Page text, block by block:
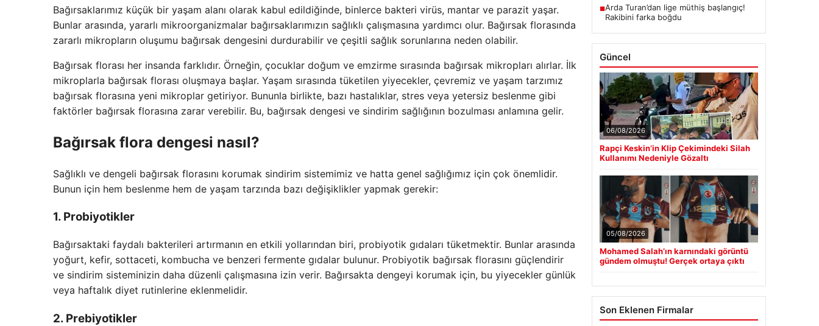
Bağırsaklarımız küçük bir yaşam alanı olarak kabul edildiğinde, binlerce bakteri virüs, mantar ve parazit yaşar.
Bunlar arasında, yararlı mikroorganizmalar bağırsaklarımızın sağlıklı çalışmasına yardımcı olur. Bağırsak florasında
zararlı mikropların oluşumu bağırsak dengesini durdurabilir ve çeşitli sağlık sorunlarına neden olabilir.
Bağırsak florası her insanda farklıdır. Örneğin, çocuklar doğum ve emzirme sırasında bağırsak mikropları alırlar. İlk
mikroplarla bağırsak florası oluşmaya başlar. Yaşam sırasında tüketilen yiyecekler, çevremiz ve yaşam tarzımız
bağırsak florasına yeni mikroplar getiriyor. Bununla birlikte, bazı hastalıklar, stres veya yetersiz beslenme gibi
faktörler bağırsak florasına zarar verebilir. Bu, bağırsak dengesi ve sindirim sağlığının bozulması anlamına gelir.
Bağırsak flora dengesi nasıl?
Sağlıklı ve dengeli bağırsak florasını korumak sindirim sistemimiz ve hatta genel sağlığımız için çok önemlidir.
Bunun için hem beslenme hem de yaşam tarzında bazı değişiklikler yapmak gerekir:
1. Probiyotikler
Bağırsaktaki faydalı bakterileri artırmanın en etkili yollarından biri, probiyotik gıdaları tüketmektir. Bunlar arasında
yoğurt, kefir, sottaceti, kombucha ve benzeri fermente gıdalar bulunur. Probiyotik bağırsak florasını güçlendirir
ve sindirim sisteminizin daha düzenli çalışmasına izin verir. Bağırsakta dengeyi korumak için, bu yiyecekler günlük
veya haftalık diyet rutinlerine eklenmelidir.
2. Prebiyotikler
■Arda Turan’dan lige müthiş başlangıç!
Rakibini farka boğdu
Güncel
06/08/2026
Rapçi Keskin’in Klip Çekimindeki Silah
Kullanımı Nedeniyle Gözaltı
05/08/2026
Mohamed Salah’ın karnındaki görüntü
gündem olmuştu! Gerçek ortaya çıktı
Son Eklenen Firmalar